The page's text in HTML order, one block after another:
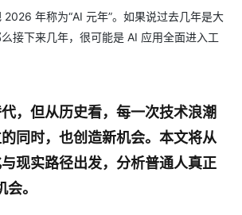
年称为“AI 元年”。如果说过去几年是大
接下来几年，很可能是 AI 应用全面进入工
，但从历史看，每一次技术浪潮
同时，也创造新机会。本文将从
现实路径出发，分析普通人真正
。